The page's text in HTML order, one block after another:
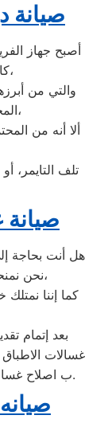
صيانة
أصبح جهاز
كافة البيوت، وفقًا لمميزاته العديدة،
والتي من
المختلفة، وبالرغم من مميزاته العديدة،
ألا أنه من
تلف التايمر،
صيانة
هل أنت بحاجة
نحن نمنحك خدمة الصيانة الفورية التي ترغب بها،
بعد إتمام
غسالات الاطباق
ب اصلاح غسالات اطباق دايو دون سحب الجهاز إلى الوكلاء.